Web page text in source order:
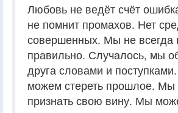
Любовь не ведёт счёт
не помнит промахов. Нет
совершенных. Мы не всегда
правильно. Случалось, мы
друга словами и
можем стереть прошлое.
признать свою вину. Мы